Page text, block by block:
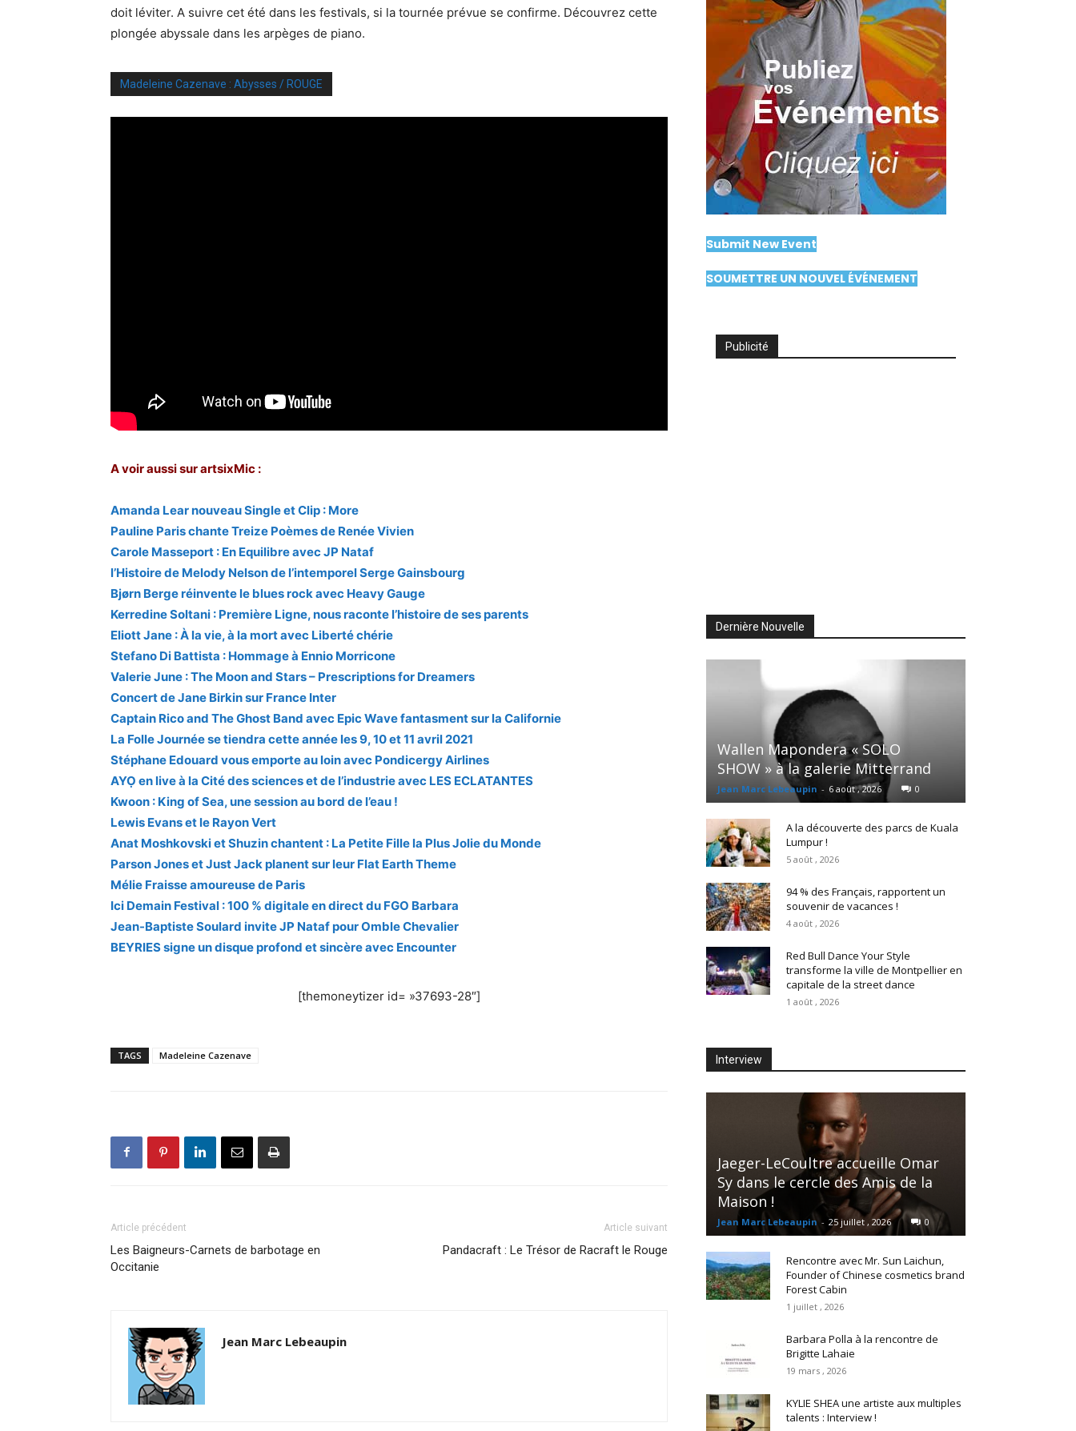
doit léviter. A suivre cet été dans les festivals, si la tournée prévue se confirme. Découvrez cette
plongée abyssale dans les arpèges de piano.
Madeleine Cazenave : Abysses / ROUGE
A voir aussi sur artsixMic :
Amanda Lear nouveau Single et Clip : More
Pauline Paris chante Treize Poèmes de Renée Vivien
Carole Masseport : En Equilibre avec JP Nataf
l’Histoire de Melody Nelson de l’intemporel Serge Gainsbourg
Bjørn Berge réinvente le blues rock avec Heavy Gauge
Kerredine Soltani : Première Ligne, nous raconte l’histoire de ses parents
Eliott Jane : À la vie, à la mort avec Liberté chérie
Stefano Di Battista : Hommage à Ennio Morricone
Valerie June : The Moon and Stars – Prescriptions for Dreamers
Concert de Jane Birkin sur France Inter
Captain Rico and The Ghost Band avec Epic Wave fantasment sur la Californie
La Folle Journée se tiendra cette année les 9, 10 et 11 avril 2021
Stéphane Edouard vous emporte au loin avec Pondicergy Airlines
AYỌ en live à la Cité des sciences et de l’industrie avec LES ECLATANTES
Kwoon : King of Sea, une session au bord de l’eau !
Lewis Evans et le Rayon Vert
Anat Moshkovski et Shuzin chantent : La Petite Fille la Plus Jolie du Monde
Parson Jones et Just Jack planent sur leur Flat Earth Theme
Mélie Fraisse amoureuse de Paris
Ici Demain Festival : 100 % digitale en direct du FGO Barbara
Jean-Baptiste Soulard invite JP Nataf pour Omble Chevalier
BEYRIES signe un disque profond et sincère avec Encounter
[themoneytizer id= »37693-28″]
TAGS Madeleine Cazenave
Article précédent
Les Baigneurs-Carnets de barbotage en
Occitanie
Article suivant
Pandacraft : Le Trésor de Racraft le Rouge
Jean Marc Lebeaupin
Submit New Event
SOUMETTRE UN NOUVEL ÉVÉNEMENT
Publicité
Dernière Nouvelle
Wallen Mapondera « SOLO
SHOW » à la galerie Mitterrand
Jean Marc Lebeaupin - 6 août , 2026 0
A la découverte des parcs de Kuala
Lumpur !
5 août , 2026
94 % des Français, rapportent un
souvenir de vacances !
4 août , 2026
Red Bull Dance Your Style
transforme la ville de Montpellier en
capitale de la street dance
1 août , 2026
Interview
Jaeger-LeCoultre accueille Omar
Sy dans le cercle des Amis de la
Maison !
Jean Marc Lebeaupin - 25 juillet , 2026 0
Rencontre avec Mr. Sun Laichun,
Founder of Chinese cosmetics brand
Forest Cabin
1 juillet , 2026
Barbara Polla à la rencontre de
Brigitte Lahaie
19 mars , 2026
KYLIE SHEA une artiste aux multiples
talents : Interview !